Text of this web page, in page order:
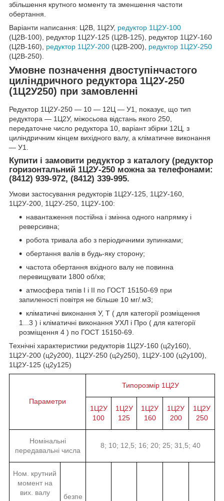
збільшення крутного моменту та зменшення частоти
обертання.
Варіанти написання: Ц2В, 1Ц2У, редуктор 1Ц2У-100
(Ц2В-100), редуктор 1Ц2У-125 (Ц2В-125), редуктор 1Ц2У-160
(Ц2В-160), редуктор 1Ц2У-200 (Ц2В-200), редуктор 1Ц2У-250
(Ц2В-250).
Умовне позначення двоступінчастого
циліндричного редуктора 1Ц2У-250
(1Ц2У250) при замовленні
Редуктор 1Ц2У-250 ― 10 ― 12Ц ― У1, показує, що тип
редуктора ― 1Ц2У, міжосьова відстань якого 250,
передаточне число редуктора 10, варіант збірки 12Ц, з
циліндричним кінцем вихідного валу, а кліматичне виконання
― У1.
Купити і замовити редуктор з каталогу (редуктор
горизонтальний 1Ц2У-250 можна за телефонами:
(8412) 939-972, (8412) 339-995.
Умови застосування редукторів 1Ц2У-125, 1Ц2У-160,
1Ц2У-200, 1Ц2У-250, 1Ц2У-100:
навантаження постійна і змінна одного напрямку і
реверсивна;
робота тривала або з періодичними зупинками;
обертання валів в будь-яку сторону;
частота обертання вхідного валу не повинна
перевищувати 1800 об/хв;
атмосфера типів I і II по ГОСТ 15150-69 при
запиленості повітря не більше 10 мг/.м3;
кліматичні виконання У, Т ( для категорії розміщення
1...3 ) і кліматичні виконання УХЛ і Про ( для категорії
розміщення 4 ) по ГОСТ 15150-69.
Технічні характеристики редукторів 1Ц2У-160 (ц2у160),
1Ц2У-200 (ц2у200), 1Ц2У-250 (ц2у250), 1Ц2У-100 (ц2у100),
1Ц2У-125 (ц2у125)
Параметри
Типорозмір 1Ц2У
1Ц2У
100
1Ц2У
125
1Ц2У
160
1Ц2У
200
1Ц2У
250
Номінальні
передавальні числа
8; 10; 12,5; 16; 20; 25; 31,5; 40
Ном. крутний
момент на
вих. валу
безпе